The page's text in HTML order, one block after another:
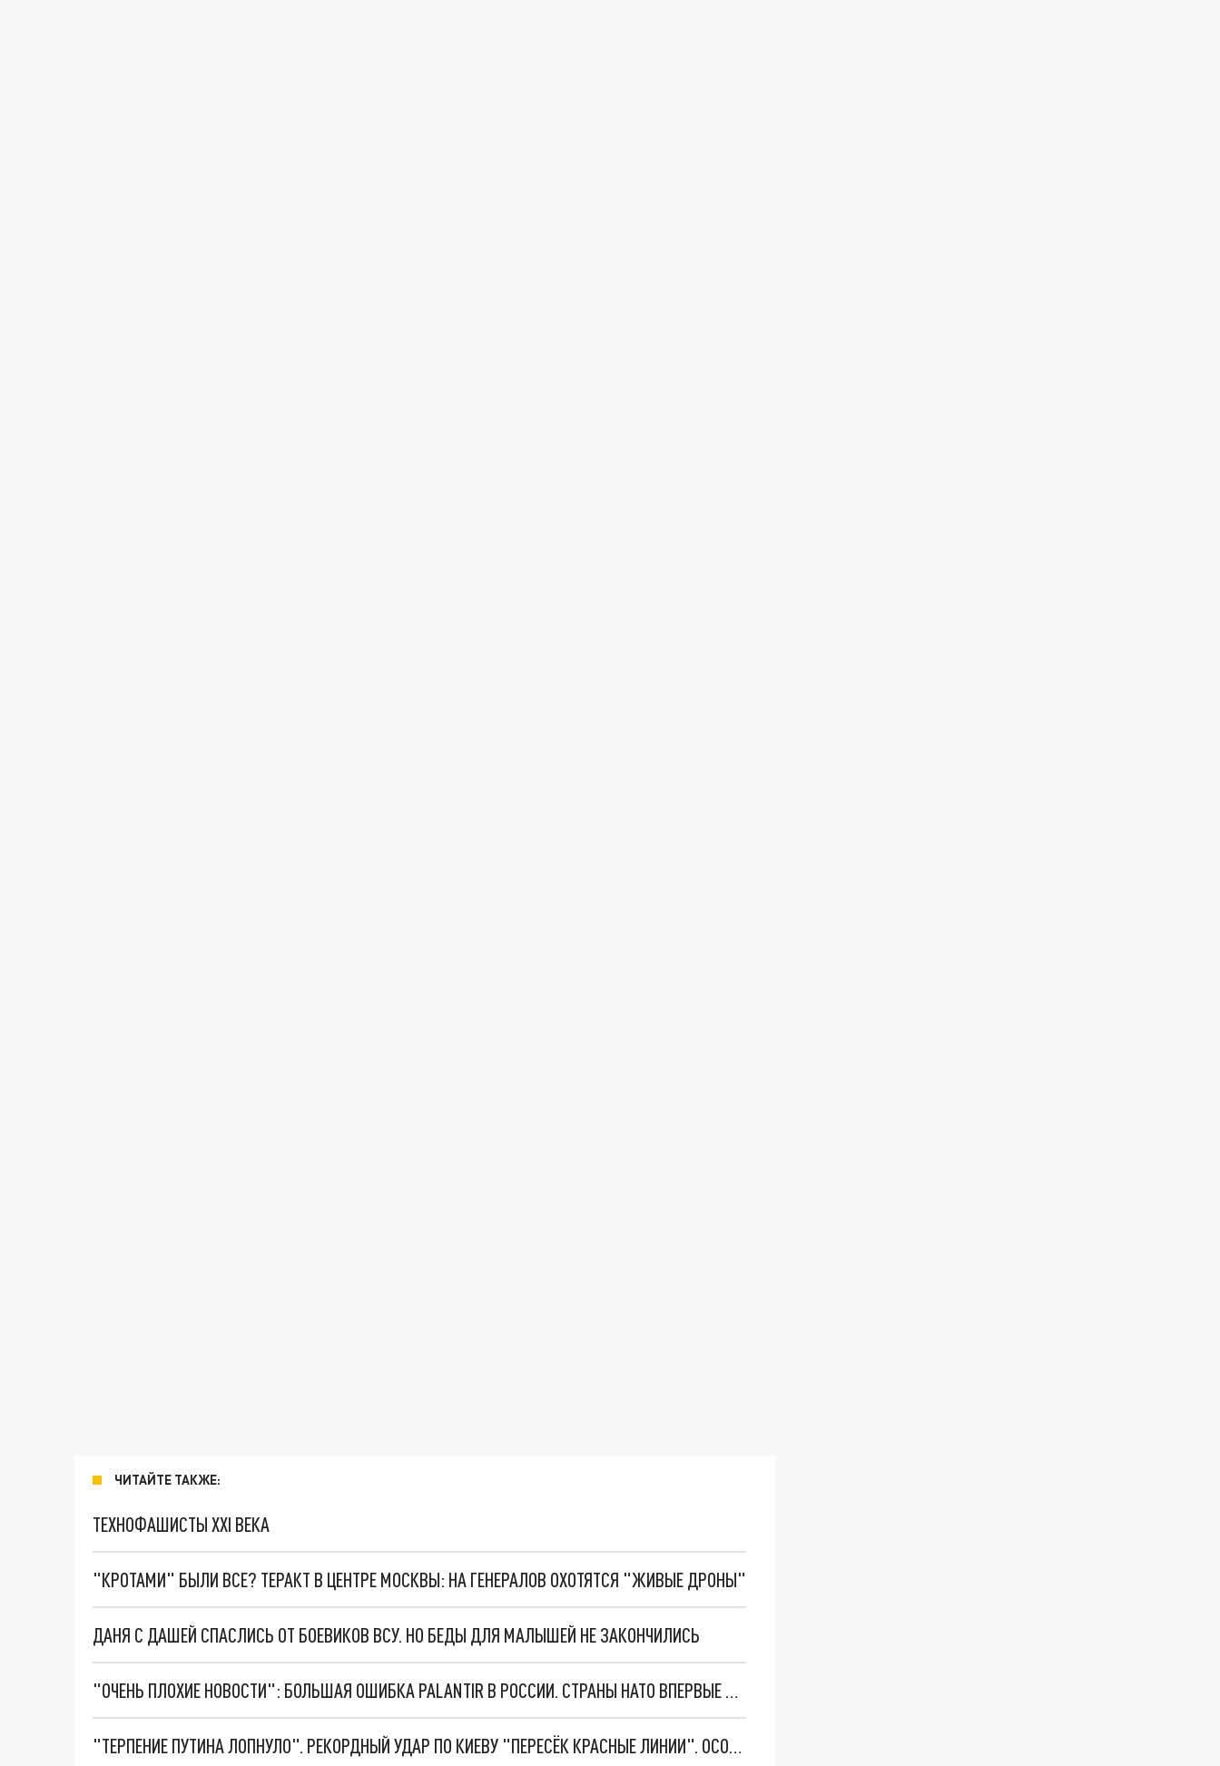
ЧИТАЙТЕ ТАКЖЕ:
ТЕХНОФАШИСТЫ XXI ВЕКА
"КРОТАМИ" БЫЛИ ВСЕ? ТЕРАКТ В ЦЕНТРЕ МОСКВЫ: НА ГЕНЕРАЛОВ ОХОТЯТСЯ "ЖИВЫЕ ДРОНЫ"
ДАНЯ С ДАШЕЙ СПАСЛИСЬ ОТ БОЕВИКОВ ВСУ. НО БЕДЫ ДЛЯ МАЛЫШЕЙ НЕ ЗАКОНЧИЛИСЬ
"ОЧЕНЬ ПЛОХИЕ НОВОСТИ": БОЛЬШАЯ ОШИБКА PALANTIR В РОССИИ. СТРАНЫ НАТО ВПЕРВЫЕ ЗА СВО ОСТАНОВИЛИ ПОСТАВКИ ОРУЖИЯ. ВСУ ТЕРЯЮТ ПРИГРАНИЧЬЕ?
"ТЕРПЕНИЕ ПУТИНА ЛОПНУЛО". РЕКОРДНЫЙ УДАР ПО КИЕВУ "ПЕРЕСЁК КРАСНЫЕ ЛИНИИ". ОСОБЫЕ СПЕЦЫ КНДР НА ЛБС? ТАЙНЫЕ ПЕРЕГОВОРЫ ЕВРОПЫ И МОСКВЫ